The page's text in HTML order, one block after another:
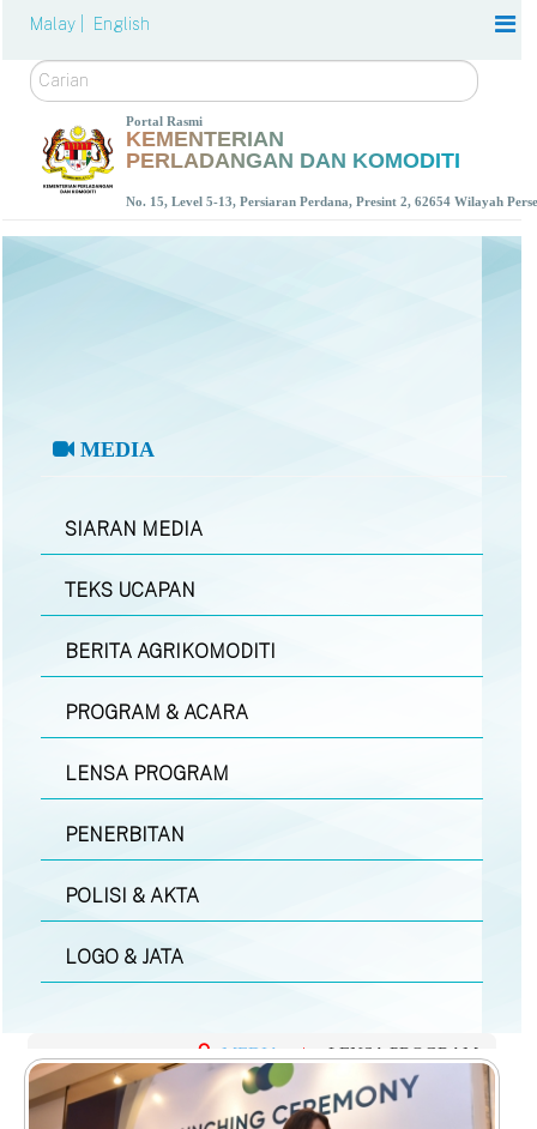
Malay | English
Carian
Portal Rasmi
KEMENTERIAN
PERLADANGAN DAN KOMODITI
No. 15, Level 5-13, Persiaran Perdana, Presint 2, 62654 Wilayah
MEDIA
SIARAN MEDIA
TEKS UCAPAN
BERITA AGRIKOMODITI
PROGRAM & ACARA
LENSA PROGRAM
PENERBITAN
POLISI & AKTA
LOGO & JATA
MEDIA | LENSA PROGRAM